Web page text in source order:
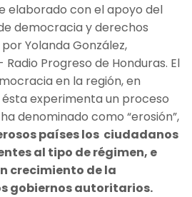
elaborado con el apoyo del
democracia y derechos
Yolanda González,
Progreso de Honduras. El
en la región, en
experimenta un proceso
denominado como “erosión”,
países los ciudadanos
al tipo de régimen, e
crecimiento de la
gobiernos autoritarios.